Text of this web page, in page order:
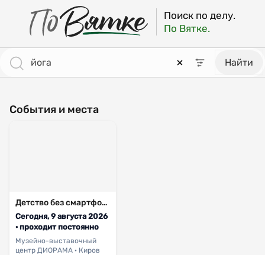
ПоВятке - региональный поисковик
Результаты поиска: йога [страница 2]
Поиск по делу.
По Вятке.
Найти
События и места
Детство без смартфонов. Выставка
Сегодня, 9 августа 2026
· проходит постоянно
Музейно-выставочный
центр ДИОРАМА · Киров